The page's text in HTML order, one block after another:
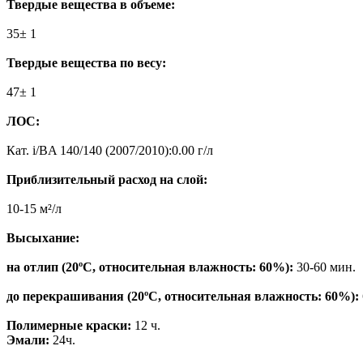
Твердые вещества в объеме:
35± 1
Твердые вещества по весу:
47± 1
ЛОС:
Кат. i/BA 140/140 (2007/2010):0.00 г/л
Приблизительный расход на слой:
10-15 м²/л
Высыхание:
на отлип (20ºC, относительная влажность: 60%): 30-60 мин.
до перекрашивания (20ºC, относительная влажность: 60%):
Полимерные краски: 12 ч.
Эмали: 24ч.